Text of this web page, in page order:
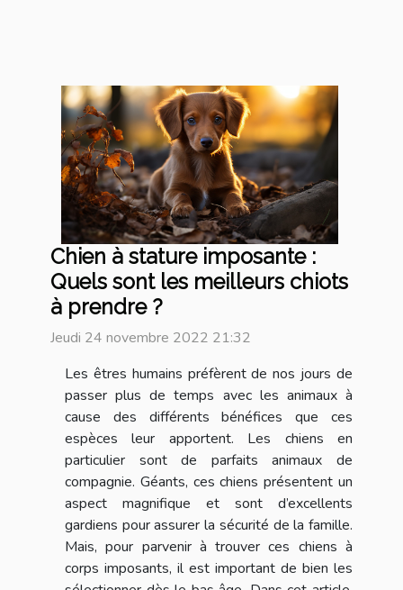
Chien à stature imposante :
Quels sont les meilleurs chiots
à prendre ?
Jeudi 24 novembre 2022 21:32
Les êtres humains préfèrent de nos jours de
passer plus de temps avec les animaux à
cause des différents bénéfices que ces
espèces leur apportent. Les chiens en
particulier sont de parfaits animaux de
compagnie. Géants, ces chiens présentent un
aspect magnifique et sont d’excellents
gardiens pour assurer la sécurité de la famille.
Mais, pour parvenir à trouver ces chiens à
corps imposants, il est important de bien les